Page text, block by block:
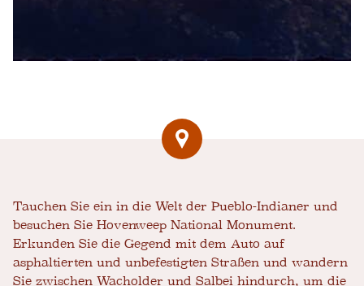
Tauchen Sie ein in die Welt der Pueblo-Indianer und
besuchen Sie Hovenweep National Monument.
Erkunden Sie die Gegend mit dem Auto auf
asphaltierten und unbefestigten Straßen und wandern
Sie zwischen Wacholder und Salbei hindurch, um die